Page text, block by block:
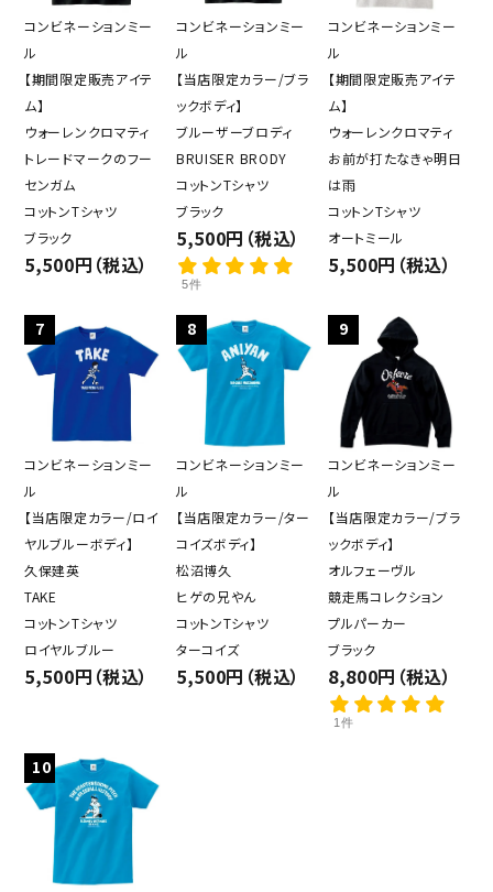
コンビネーションミー
ル
【期間限定販売アイテ
ム】
ウォーレンクロマティ
トレードマークのフー
センガム
コットンTシャツ
ブラック
5,500円（税込）
コンビネーションミー
ル
【当店限定カラー/ブラ
ックボディ】
ブルーザーブロディ
BRUISER BRODY
コットンTシャツ
ブラック
5,500円（税込）
5件
コンビネーションミー
ル
【期間限定販売アイテ
ム】
ウォーレンクロマティ
お前が打たなきゃ明日
は雨
コットンTシャツ
オートミール
5,500円（税込）
7
コンビネーションミー
ル
【当店限定カラー/ロイ
ヤルブルーボディ】
久保建英
TAKE
コットンTシャツ
ロイヤルブルー
5,500円（税込）
8
コンビネーションミー
ル
【当店限定カラー/ター
コイズボディ】
松沼博久
ヒゲの兄やん
コットンTシャツ
ターコイズ
5,500円（税込）
9
コンビネーションミー
ル
【当店限定カラー/ブラ
ックボディ】
オルフェーヴル
競走馬コレクション
プルパーカー
ブラック
8,800円（税込）
1件
10